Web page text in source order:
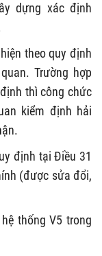
dựng xác định
theo quy định
Trường hợp
thì công chức
kiểm định hải
định tại Điều 31
(được sửa đổi,
thống V5 trong